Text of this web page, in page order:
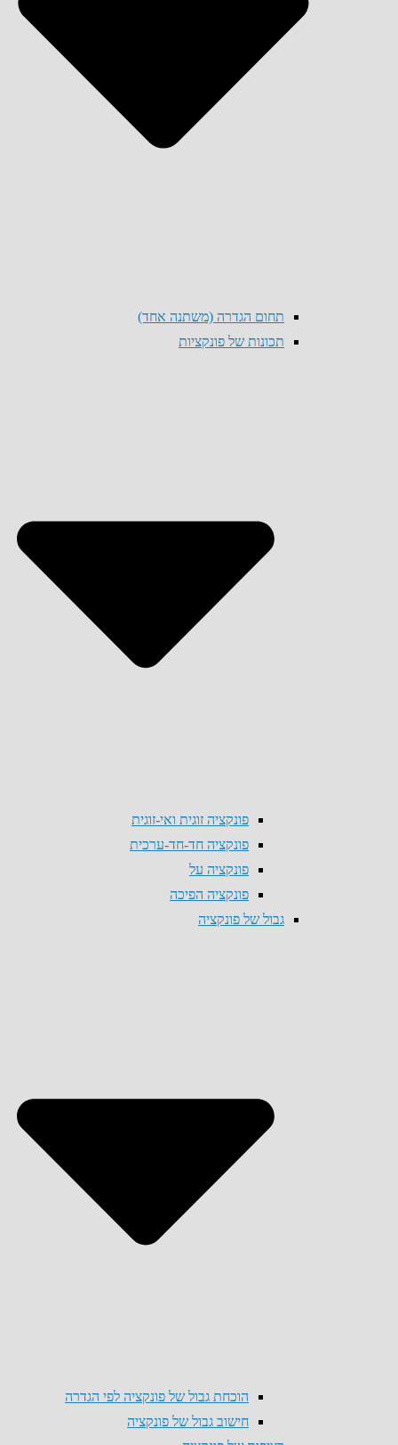
תחום הגדרה (משתנה אחד)
תכונות של פונקציות
פונקציה זוגית ואי-זוגית
פונקציה חד-חד-ערכית
פונקציה על
פונקציה הפיכה
גבול של פונקציה
הוכחת גבול של פונקציה לפי הגדרה
חישוב גבול של פונקציה